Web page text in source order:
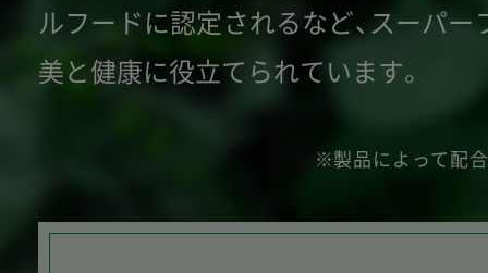
ルフードに認定されるなど、スーパ
美と健康に役立てられています。
※製品によって配